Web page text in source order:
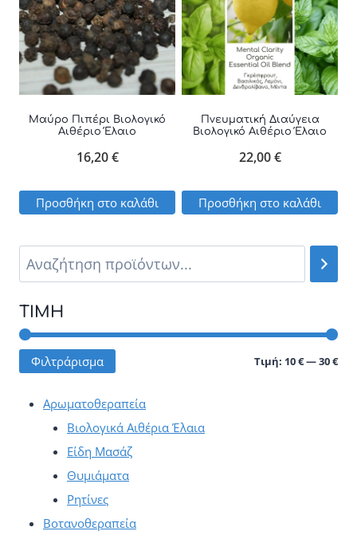
έχει
πολλαπλές
παραλλαγές.
Οι
επιλογές
μπορούν
να
στη
προϊόντος
Μαύρο Πιπέρι Βιολογικό
Αιθέριο Έλαιο
16,20€
Προσθήκη στο καλάθι
Πνευματική Διαύγεια
Βιολογικό Αιθέριο Έλαιο
22,00€
Προσθήκη στο καλάθι
ΤΙΜΉ
Φιλτράρισμα Τιμή: 10 €—30 €
Αρωματοθεραπεία
Βιολογικά Αιθέρια Έλαια
Είδη Μασάζ
Θυμιάματα
Ρητίνες
Βοτανοθεραπεία